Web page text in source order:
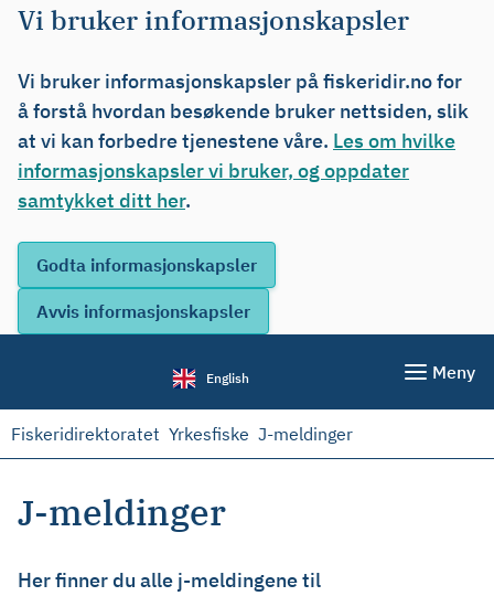
Vi bruker informasjonskapsler
Vi bruker informasjonskapsler på fiskeridir.no for
å forstå hvordan besøkende bruker nettsiden, slik
at vi kan forbedre tjenestene våre. Les om hvilke
informasjonskapsler vi bruker, og oppdater
samtykket ditt her.
English Meny
Fiskeridirektoratet Yrkesfiske J-meldinger
J-meldinger
Her finner du alle j-meldingene til